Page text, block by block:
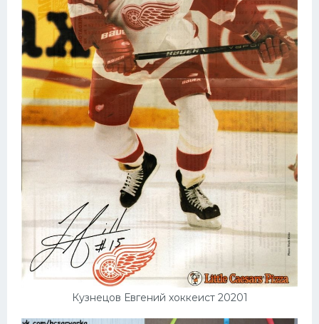
Кузнецов Евгений хоккеист 20201